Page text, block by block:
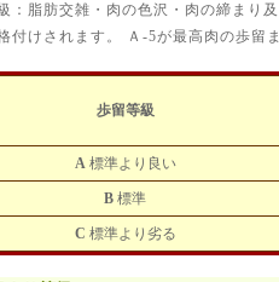
：脂肪交雑・肉の色沢・肉の締まり
付けされます。 Ａ-5が最高肉の歩留
歩留等級
A標準より良い
B 標準
C 標準より劣る